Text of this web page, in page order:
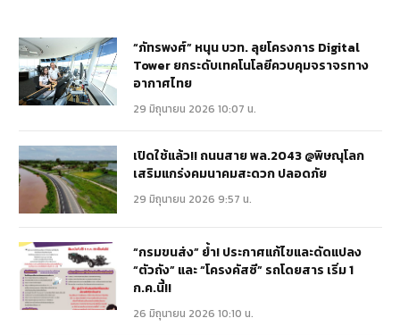
“ภัทรพงศ์” หนุน บวท. ลุยโครงการ Digital
Tower ยกระดับเทคโนโลยีควบคุมจราจรทาง
อากาศไทย
29 มิถุนายน 2026 10:07 น.
เปิดใช้แล้ว!! ถนนสาย พล.2043 @พิษณุโลก
เสริมแกร่งคมนาคมสะดวก ปลอดภัย
29 มิถุนายน 2026 9:57 น.
“กรมขนส่ง” ย้ำ! ประกาศแก้ไขและดัดแปลง
“ตัวถัง” และ “โครงคัสซี” รถโดยสาร เริ่ม 1
ก.ค.นี้!!
26 มิถุนายน 2026 10:10 น.